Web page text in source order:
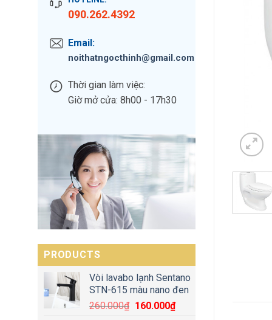
090.262.4392
Email:
noithatngocthinh@gmail.com
Thời gian làm việc:
Giờ mở cửa: 8h00 - 17h30
PRODUCTS
Vòi lavabo lạnh Sentano
STN-615 màu nano đen
260.000₫ 160.000₫